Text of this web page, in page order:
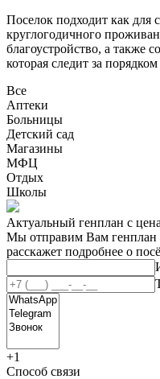
Поселок подходит как для
круглогодичного
благоустройство, а также
которая следит за
Все
Аптеки
Больницы
Детский сад
Магазины
МФЦ
Отдых
Школы
Актуальный генплан с
Мы отправим Вам генплан
расскажет подробнее о
+1
Способ связи